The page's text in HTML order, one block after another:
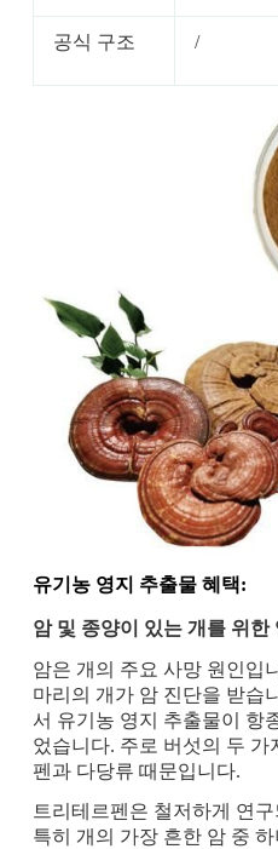
공식 구조 /
유기농 영지 추출물 혜택:
암 및 종양이 있는 개를 위한
암은 개의 주요 사망 원인입
마리의 개가 암 진단을 받습
서 유기농 영지 추출물이 항
었습니다. 주로 버섯의 두 가
펜과 다당류 때문입니다.
트리테르펜은 철저하게 연
특히 개의 가장 흔한 암 중